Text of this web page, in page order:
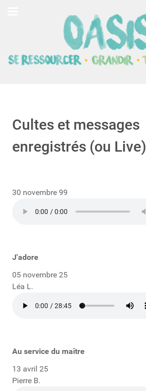
Cultes et messages
enregistrés (ou Live)
30 novembre 99
J'adore
05 novembre 25
Léa L.
Au service du maître
13 avril 25
Pierre B.